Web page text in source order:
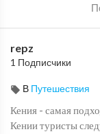
repz
1 Подписчики
В Путешествия
Кения - самая
Кении туристы